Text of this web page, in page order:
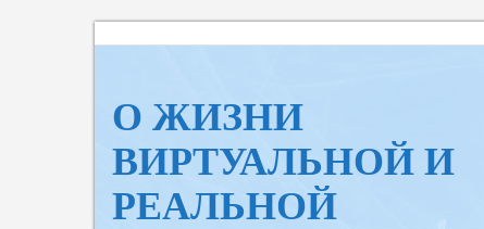
О ЖИЗНИ
ВИРТУАЛЬНОЙ И
РЕАЛЬНОЙ